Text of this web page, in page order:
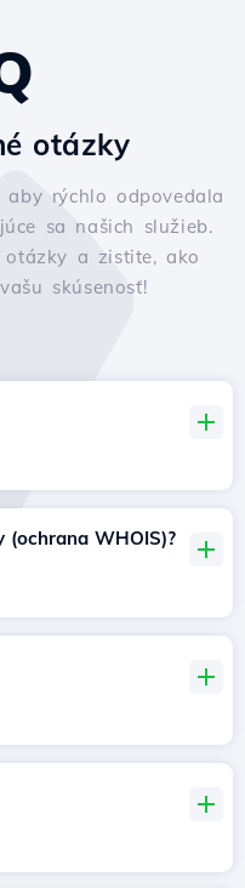
otázky
rýchlo odpovedala
sa našich služieb.
otázky a zistite, ako
skúsenosť!
(ochrana WHOIS)?